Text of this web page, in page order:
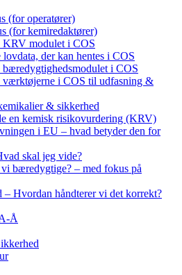
(for operatører)
(for kemiredaktører)
KRV modulet i COS
der kan hentes i COS
i COS
værktøjerne i COS til udfasning &
& sikkerhed
en kemisk risikovurdering (KRV)
i EU – hvad betyder den for
skal jeg vide?
bæredygtige? – med fokus på
Hvordan håndterer vi det korrekt?
Å